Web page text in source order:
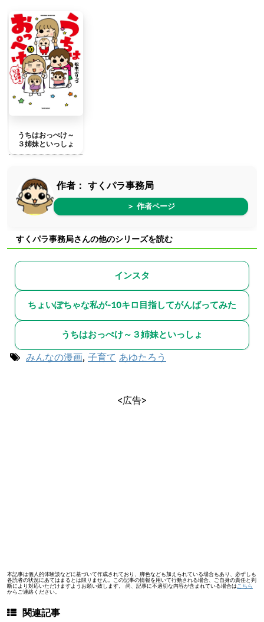
うちはおっぺけ～
３姉妹といっしょ
作者： すくパラ事務局
＞ 作者ページ
すくパラ事務局さんの他のシリーズを読む
インスタ
ちょいぽちゃな私が-10キロ目指してがんばってみた
うちはおっぺけ～３姉妹といっしょ
みんなの漫画, 子育て あゆたろう
<広告>
本記事は個人的体験談などに基づいて作成されており、脚色なども加えられている場合もあり、必ずしも
各読者の状況にあてはまるとは限りません。この記事の情報を用いて行動される場合、ご自身の責任と判
断により対応いただけますようお願い致します。 尚、記事に不適切な内容が含まれている場合は こちら
からご連絡ください。
関連記事